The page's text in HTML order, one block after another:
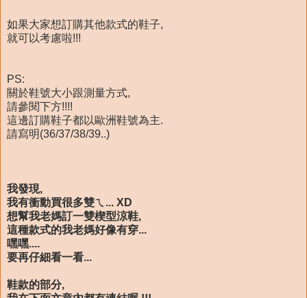
如果大家想訂購其他款式的鞋子,
就可以考慮啦!!!
PS:
關於鞋號大小跟測量方式,
請參閱下方!!!!
這邊訂購鞋子都以歐洲鞋號為主.
請寫明(36/37/38/39..)
我發現,
我有衝動買很多雙ㄟ... XD
想幫我老媽訂一雙楔型涼鞋,
這種款式的我老媽好像有穿...
嘿嘿....
要再仔細看一看...
鞋款的部分,